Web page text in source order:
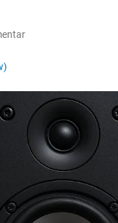
atau Beda?